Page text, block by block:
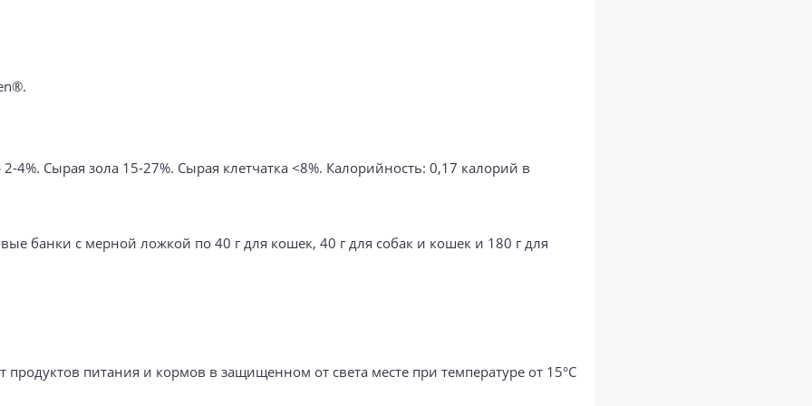
Сырая зола 15-27%. Сырая клетчатка <8%. Калорийность: 0,17 калорий в
банки с мерной ложкой по 40 г для кошек, 40 г для собак и кошек и 180 г для
продуктов питания и кормов в защищенном от света месте при температуре от 15°С